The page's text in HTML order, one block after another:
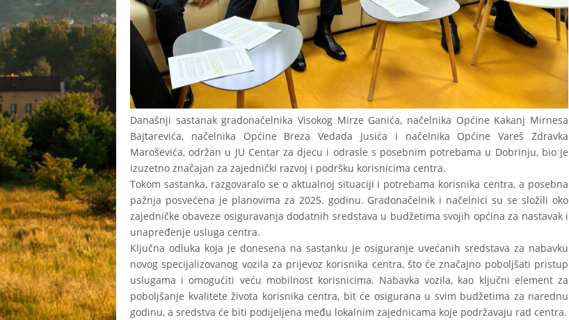
Današnji sastanak gradonačelnika Visokog Mirze Ganića, načelnika Općine Kakanj Mirnesa
Bajtarevića, načelnika Općine Breza Vedada Jusića i načelnika Općine Vareš Zdravka
Maroševića, održan u JU Centar za djecu i odrasle s posebnim potrebama u Dobrinju, bio je
izuzetno značajan za zajednički razvoj i podršku korisnicima centra.
Tokom sastanka, razgovaralo se o aktualnoj situaciji i potrebama korisnika centra, a posebna
pažnja posvećena je planovima za 2025. godinu. Gradonačelnik i načelnici su se složili oko
zajedničke obaveze osiguravanja dodatnih sredstava u budžetima svojih općina za nastavak i
unapređenje usluga centra.
Ključna odluka koja je donesena na sastanku je osiguranje uvećanih sredstava za nabavku
novog specijalizovanog vozila za prijevoz korisnika centra, što će značajno poboljšati pristup
uslugama i omogućiti veću mobilnost korisnicima. Nabavka vozila, kao ključni element za
poboljšanje kvalitete života korisnika centra, bit će osigurana u svim budžetima za narednu
godinu, a sredstva će biti podijeljena među lokalnim zajednicama koje podržavaju rad centra.